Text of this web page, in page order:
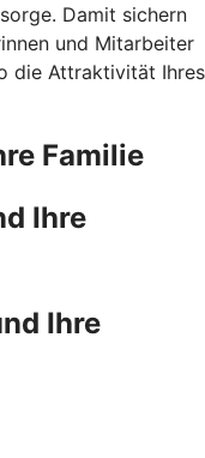
Damit sichern
und Mitarbeiter
die Attraktivität Ihres
Familie
Ihre
Ihre